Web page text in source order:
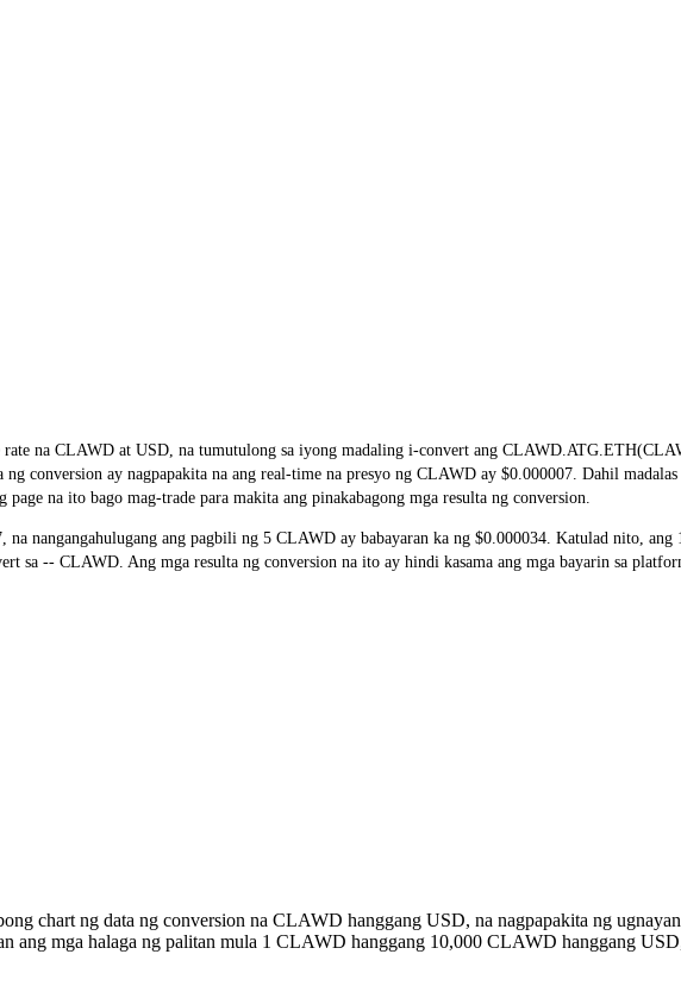
na CLAWD at USD, na tumutulong sa iyong madaling i-convert ang
conversion ay nagpapakita na ang real-time na presyo ng CLAWD ay $0.000007. Dahil
na ito bago mag-trade para makita ang pinakabagong mga resulta ng conversion.
nangangahulugang ang pagbili ng 5 CLAWD ay babayaran ka ng $0.000034. Katulad nito, ang
sa -- CLAWD. Ang mga resulta ng conversion na ito ay hindi kasama ang mga bayarin sa
chart ng data ng conversion na CLAWD hanggang USD, na nagpapakita ng
ang mga halaga ng palitan mula 1 CLAWD hanggang 10,000 CLAWD hanggang